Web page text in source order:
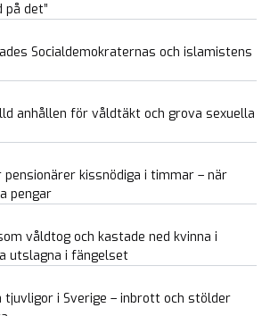
det”
Socialdemokraternas och islamistens
anhållen för våldtäkt och grova sexuella
kissnödiga i timmar – när
pengar
våldtog och kastade ned kvinna i
utslagna i fängelset
i Sverige – inbrott och stölder